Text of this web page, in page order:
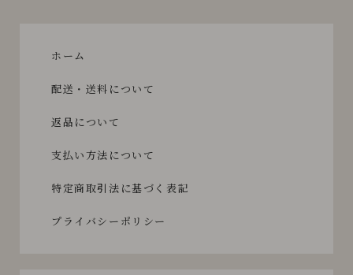
ホーム
配送・送料について
返品について
支払い方法について
特定商取引法に基づく表記
プライバシーポリシー